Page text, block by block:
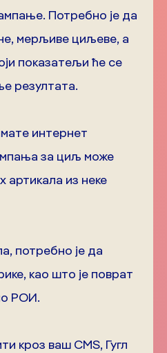
Потребно је да
мерљиве циљеве, а
показатељи ће се
резултата.
интернет
за циљ може
артикала из неке
потребно је да
као што је поврат
РОИ.
кроз ваш CMS, Гугл